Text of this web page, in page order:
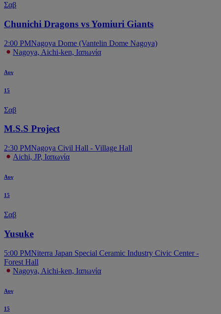
Σαβ
Chunichi Dragons vs Yomiuri Giants
2:00 PMNagoya Dome (Vantelin Dome Nagoya)
Nagoya, Aichi-ken, Ιαπωνία
Αυγ
15
Σαβ
M.S.S Project
2:30 PMNagoya Civil Hall - Village Hall
Aichi, JP, Ιαπωνία
Αυγ
15
Σαβ
Yusuke
5:00 PMNiterra Japan Special Ceramic Industry Civic Center -
Forest Hall
Nagoya, Aichi-ken, Ιαπωνία
Αυγ
15